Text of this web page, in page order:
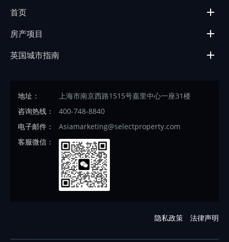
首页
房产项目
英国城市指南
地址：
上海市南京西路1515号嘉里中心一座31楼
咨询热线：
400-748-8840
电子邮件：
Asiamarketing@selectproperty.com
客服微信：
隐私政策 法律声明